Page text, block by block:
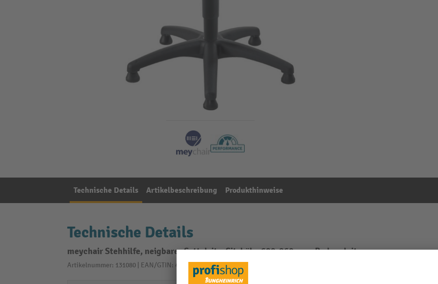
Technische Details Artikelbeschreibung Produkthinweise
Technische Details
meychair Stehhilfe, neigbarer Sattelsitz, Sitzhöhe 600-860 mm, Bodengleiter
Artikelnummer: 131080 | EAN/GTIN: 4260046921851 Aus der Kategorie: